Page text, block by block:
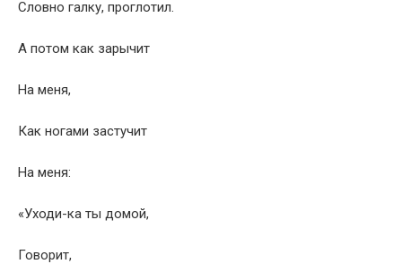
Словно галку, проглотил.
А потом как зарычит
На меня,
Как ногами застучит
На меня:
«Уходи-ка ты домой,
Говорит,